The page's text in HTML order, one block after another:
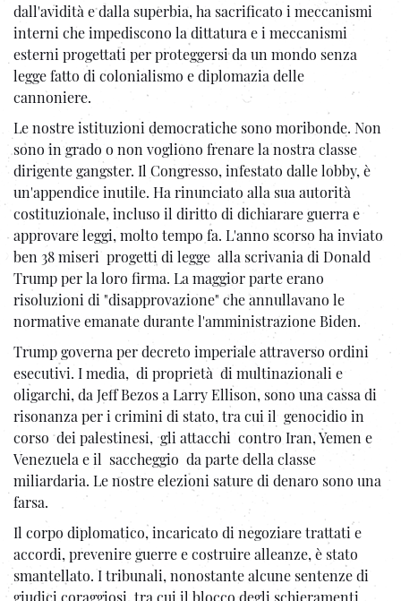
dall'avidità e dalla superbia, ha sacrificato i meccanismi
interni che impediscono la dittatura e i meccanismi
esterni progettati per proteggersi da un mondo senza
legge fatto di colonialismo e diplomazia delle
cannoniere.
Le nostre istituzioni democratiche sono moribonde. Non
sono in grado o non vogliono frenare la nostra classe
dirigente gangster. Il Congresso, infestato dalle lobby, è
un'appendice inutile. Ha rinunciato alla sua autorità
costituzionale, incluso il diritto di dichiarare guerra e
approvare leggi, molto tempo fa. L'anno scorso ha inviato
ben 38 miseri progetti di legge alla scrivania di Donald
Trump per la loro firma. La maggior parte erano
risoluzioni di "disapprovazione" che annullavano le
normative emanate durante l'amministrazione Biden.
Trump governa per decreto imperiale attraverso ordini
esecutivi. I media, di proprietà di multinazionali e
oligarchi, da Jeff Bezos a Larry Ellison, sono una cassa di
risonanza per i crimini di stato, tra cui il genocidio in
corso dei palestinesi, gli attacchi contro Iran, Yemen e
Venezuela e il saccheggio da parte della classe
miliardaria. Le nostre elezioni sature di denaro sono una
farsa.
Il corpo diplomatico, incaricato di negoziare trattati e
accordi, prevenire guerre e costruire alleanze, è stato
smantellato. I tribunali, nonostante alcune sentenze di
giudici coraggiosi, tra cui il blocco degli schieramenti